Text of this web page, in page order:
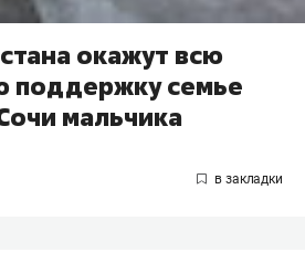
окажут всю
поддержку семье
мальчика